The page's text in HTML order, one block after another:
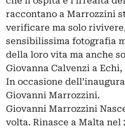
raccontano a Marrozzini
verificare ma solo
sensibilissima fotografia
della loro vita ma anche
Giovanna Calvenzi a
In occasione
Giovanni Marrozzini.
Giovanni Marrozzini
volta. Rinasce a Malta nel